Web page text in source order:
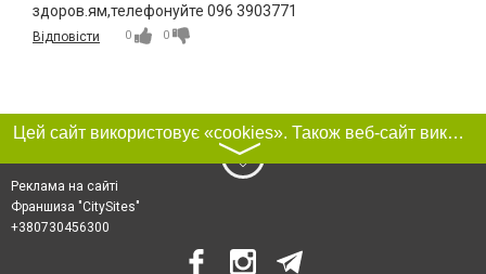
здоров.ям,телефонуйте 096 3903771
Відповісти 0 0
Цей сайт використовує «cookies». Також веб-сайт використовує інтернет-сервіс для збору технічних даних стосовно відвідувачів з метою отримання маркетингової та статистичної інформації. Умови обробки даних відвідувачів сайту див.
〉
Реклама на сайті
Франшиза "CitySites"
+380730456300